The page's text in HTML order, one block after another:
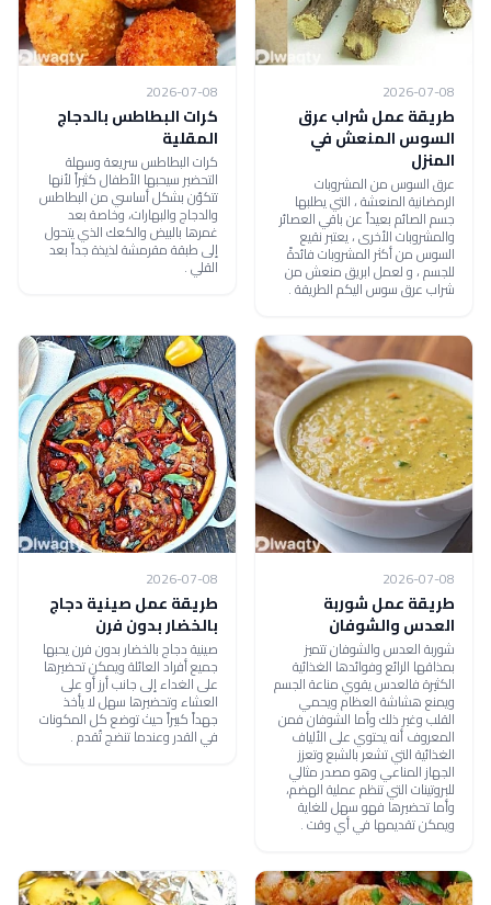
2026-07-08
‬طريقة عمل شراب عرق
السوس المنعش في
المنزل
عرق السوس من المشروبات
الرمضانية المنعشة ، التي يطلبها
جسم الصائم بعيداً عن باقي العصائر
والمشروبات الأخرى ، يعتبر نقيع
السوس من أكثر المشروبات فائدةً
للجسم ، و لعمل ابريق منعش من
شراب عرق سوس اليكم الطريقة .
2026-07-08
كرات البطاطس بالدجاج
المقلية
كرات البطاطس سريعة وسهلة
التحضير سيحبها الأطفال كثيراً لأنها
تتكوّن بشكل أساسي من البطاطس
والدجاج والبهارات، وخاصة بعد
غمرها بالبيض والكعك الذي يتحول
إلى طبقة مقرمشة لذيذة جداً بعد
القلي .
2026-07-08
طريقة عمل شوربة
العدس والشوفان
شوربة العدس والشوفان تتميز
بمذاقها الرائع وفوائدها الغذائية
الكثيرة فالعدس يقوي مناعة الجسم
ويمنع هشاشة العظام ويحمي
القلب وغير ذلك وأما الشوفان فمن
المعروف أنه يحتوي على الألياف
الغذائية التي تشعر بالشبع وتعزز
الجهاز المناعي وهو مصدر مثالي
للبروتينات التي تنظم عملية الهضم،
وأما تحضيرها فهو سهل للغاية
ويمكن تقديمها في أي وقت .
2026-07-08
طريقة عمل صينية دجاج
بالخضار بدون فرن
صينية دجاج بالخضار بدون فرن يحبها
جميع أفراد العائلة ويمكن تحضيرها
على الغداء إلى جانب أرز أو على
العشاء وتحضيرها سهل لا يأخذ
جهداً كبيراً حيث توضع كل المكونات
في القدر وعندما تنضج تُقدم .